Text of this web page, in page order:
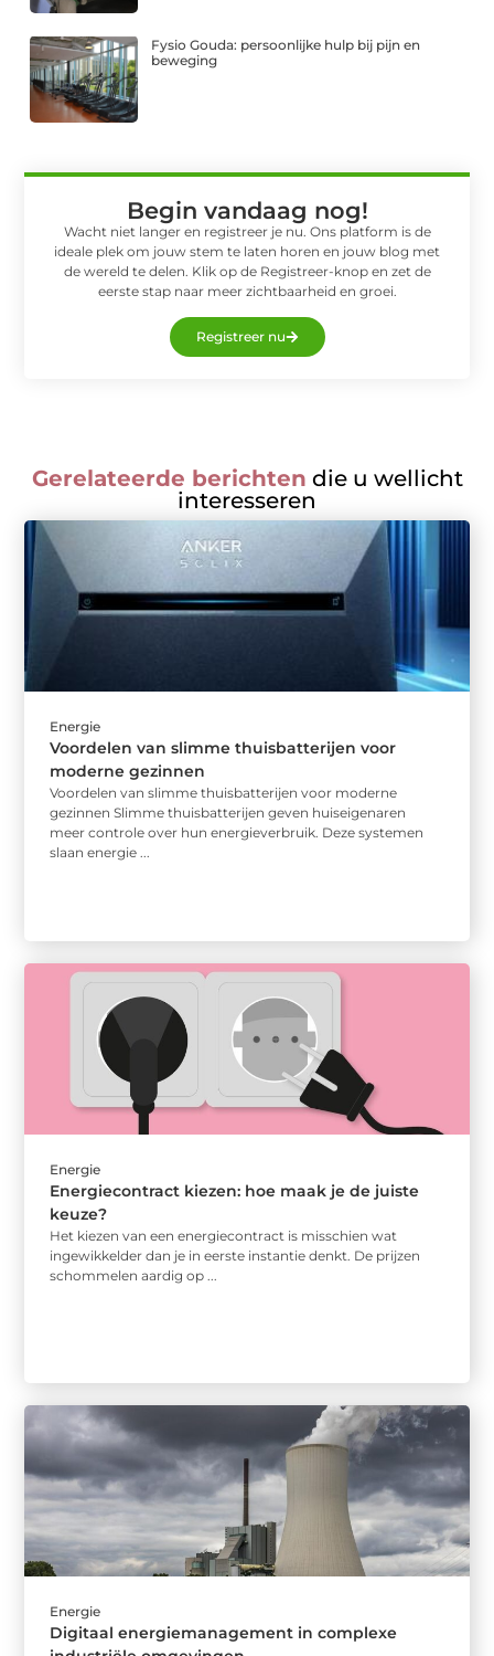
Fysio Gouda: persoonlijke hulp bij pijn en
beweging
Begin vandaag nog!
Wacht niet langer en registreer je nu. Ons platform is de
ideale plek om jouw stem te laten horen en jouw blog met
de wereld te delen. Klik op de Registreer-knop en zet de
eerste stap naar meer zichtbaarheid en groei.
Registreer nu
Gerelateerde berichten die u wellicht
interesseren
Energie
Voordelen van slimme thuisbatterijen voor
moderne gezinnen
Voordelen van slimme thuisbatterijen voor moderne
gezinnen Slimme thuisbatterijen geven huiseigenaren
meer controle over hun energieverbruik. Deze systemen
slaan energie ...
Energie
Energiecontract kiezen: hoe maak je de juiste
keuze?
Het kiezen van een energiecontract is misschien wat
ingewikkelder dan je in eerste instantie denkt. De prijzen
schommelen aardig op ...
Energie
Digitaal energiemanagement in complexe